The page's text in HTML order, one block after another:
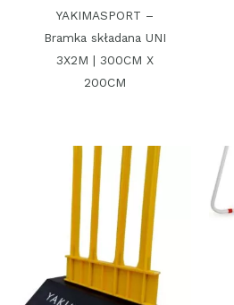
YAKIMASPORT –
Bramka składana UNI
3X2M | 300CM X
200CM